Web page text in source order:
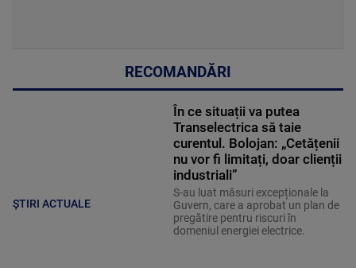
RECOMANDĂRI
ȘTIRI ACTUALE
În ce situații va putea
Transelectrica să taie
curentul. Bolojan: „Cetățenii
nu vor fi limitați, doar clienții
industriali”
S-au luat măsuri excepționale la
Guvern, care a aprobat un plan de
pregătire pentru riscuri în
domeniul energiei electrice.